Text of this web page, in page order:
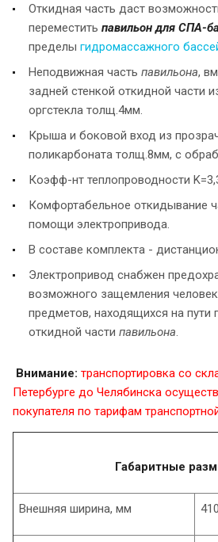
Откидная часть даст
переместить павильон для СПА-
пределы гидромассажного
Неподвижная часть павильона,
задней стенкой откидной части
оргстекла толщ.4мм.
Крыша и боковой вход из
поликарбоната толщ.8мм, с
Коэфф-нт теплопроводности
Комфортабельное откидывание
помощи электропривода.
В составе комплекта -
Электропривод снабжен
возможного защемления
предметов, находящихся на пути
откидной части павильона.
Внимание: транспортировка со
Петербурге до Челябинска
покупателя по тарифам
Габаритные
Внешняя ширина, мм 410